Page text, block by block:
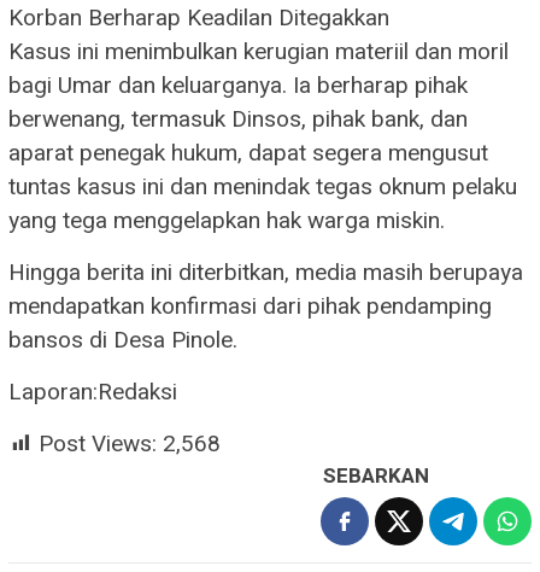
​Korban Berharap Keadilan Ditegakkan
​Kasus ini menimbulkan kerugian materiil dan moril
bagi Umar dan keluarganya. Ia berharap pihak
berwenang, termasuk Dinsos, pihak bank, dan
aparat penegak hukum, dapat segera mengusut
tuntas kasus ini dan menindak tegas oknum pelaku
yang tega menggelapkan hak warga miskin.
Hingga berita ini diterbitkan, media masih berupaya
mendapatkan konfirmasi dari pihak pendamping
bansos di Desa Pinole.
Laporan:Redaksi
Post Views: 2,568
SEBARKAN